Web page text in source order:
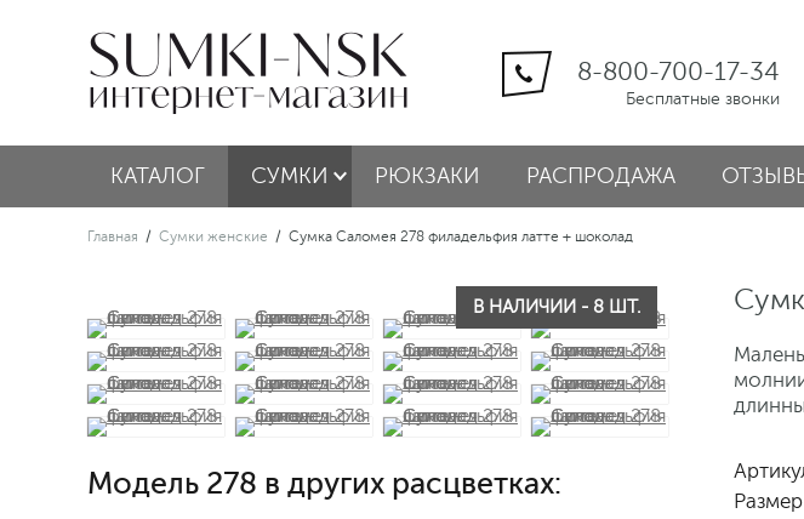
8-800-700-17-34
Бесплатные звонки
КАТАЛОГ СУМКИ РЮКЗАКИ РАСПРОДАЖА
Главная / Сумки женские / Сумка Саломея 278 филадельфия латте + шоколад
Размер
В НАЛИЧИИ - 8 ШТ.
Модель 278 в других расцветках: